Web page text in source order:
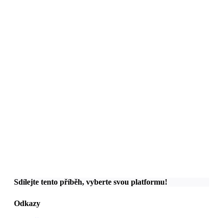
Sdílejte tento příběh, vyberte svou platformu!
Odkazy